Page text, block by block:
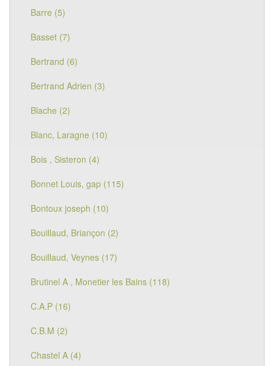
Barre (5)
Basset (7)
Bertrand (6)
Bertrand Adrien (3)
Blache (2)
Blanc, Laragne (10)
Bois , Sisteron (4)
Bonnet Louis, gap (115)
Bontoux joseph (10)
Bouillaud, Briançon (2)
Bouillaud, Veynes (17)
Brutinel A , Monetier les Bains (118)
C.A.P (16)
C.B.M (2)
Chastel A (4)